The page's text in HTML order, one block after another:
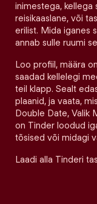
inimestega, kellega
reisikaaslane, või
erilist. Mida iganes
annab sulle ruumi
Loo profiil, määra
saadad kellelegi
teil klapp. Sealt
plaanid, ja vaata,
Double Date, Valik
on Tinder loodud
tõsised või midagi
Laadi alla Tinderi